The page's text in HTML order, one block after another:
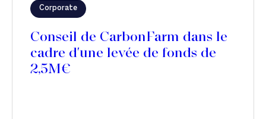
Corporate
Conseil de CarbonFarm dans le
cadre d'une levée de fonds de
2,5M€